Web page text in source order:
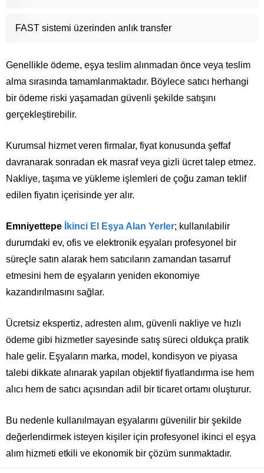
FAST sistemi üzerinden anlık transfer
Genellikle ödeme, eşya teslim alınmadan önce veya teslim
alma sırasında tamamlanmaktadır. Böylece satıcı herhangi
bir ödeme riski yaşamadan güvenli şekilde satışını
gerçekleştirebilir.
Kurumsal hizmet veren firmalar, fiyat konusunda şeffaf
davranarak sonradan ek masraf veya gizli ücret talep etmez.
Nakliye, taşıma ve yükleme işlemleri de çoğu zaman teklif
edilen fiyatın içerisinde yer alır.
Emniyettepe İkinci El Eşya Alan Yerler; kullanılabilir
durumdaki ev, ofis ve elektronik eşyaları profesyonel bir
süreçle satın alarak hem satıcıların zamandan tasarruf
etmesini hem de eşyaların yeniden ekonomiye
kazandırılmasını sağlar.
Ücretsiz ekspertiz, adresten alım, güvenli nakliye ve hızlı
ödeme gibi hizmetler sayesinde satış süreci oldukça pratik
hale gelir. Eşyaların marka, model, kondisyon ve piyasa
talebi dikkate alınarak yapılan objektif fiyatlandırma ise hem
alıcı hem de satıcı açısından adil bir ticaret ortamı oluşturur.
Bu nedenle kullanılmayan eşyalarını güvenilir bir şekilde
değerlendirmek isteyen kişiler için profesyonel ikinci el eşya
alım hizmeti etkili ve ekonomik bir çözüm sunmaktadır.